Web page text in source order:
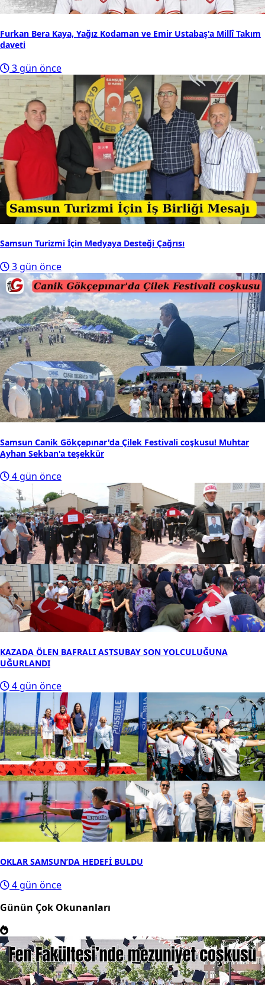
Furkan Bera Kaya, Yağız Kodaman ve Emir Ustabaş'a Millî Takım
daveti
3 gün önce
Samsun Turizmi İçin Medyaya Desteği Çağrısı
3 gün önce
Samsun Canik Gökçepınar'da Çilek Festivali coşkusu! Muhtar
Ayhan Sekban'a teşekkür
4 gün önce
KAZADA ÖLEN BAFRALI ASTSUBAY SON YOLCULUĞUNA
UĞURLANDI
4 gün önce
OKLAR SAMSUN’DA HEDEFİ BULDU
4 gün önce
Günün Çok Okunanları